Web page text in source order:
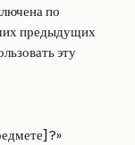
по
предыдущих
эту